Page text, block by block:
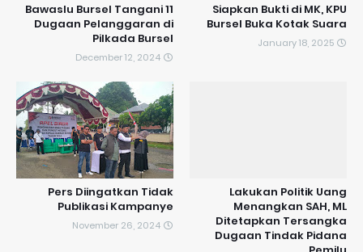
Siapkan Bukti di MK, KPU
Bursel Buka Kotak Suara
January 18, 2025
Bawaslu Bursel Tangani 11
Dugaan Pelanggaran di
Pilkada Bursel
December 12, 2024
Lakukan Politik Uang
Menangkan SAH, ML
Ditetapkan Tersangka
Dugaan Tindak Pidana
Pers Diingatkan Tidak
Publikasi Kampanye
November 26, 2024